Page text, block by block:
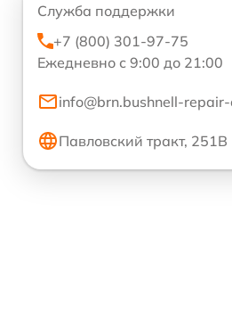
Служба поддержки
+7 (800) 301-97-75
Ежедневно с 9:00 до 21:00
info@brn.bushnell-
Павловский тракт, 251В